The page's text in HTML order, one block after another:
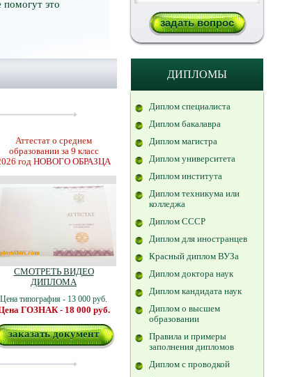
это
Аттестат о среднем
образовании за 9 класс
год НОВОГО ОБРАЗЦА
СМОТРЕТЬ ВИДЕО
ДИПЛОМА
Цена типография - 13 000 руб.
ГОЗНАК - 18 000 руб.
заказать документ
ДИПЛОМЫ
Диплом специалиста
Диплом бакалавра
Диплом магистра
Диплом университета
Диплом института
Диплом техникума или
колледжа
Диплом СССР
Диплом для иностранцев
Красный диплом ВУЗа
Диплом доктора наук
Диплом кандидата наук
Диплом о высшем
образовании
Правила и примеры
заполнения дипломов
Диплом с проводкой